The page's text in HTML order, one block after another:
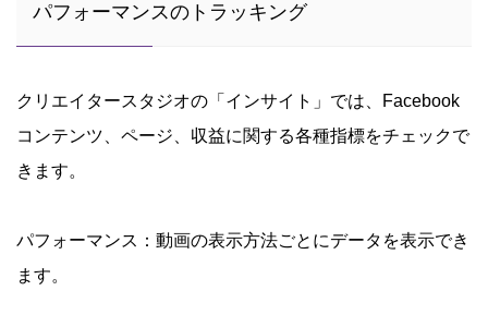
パフォーマンスのトラッキング
クリエイタースタジオの「インサイト」では、Facebook
コンテンツ、ページ、収益に関する各種指標をチェックで
きます。
パフォーマンス：動画の表示方法ごとにデータを表示でき
ます。